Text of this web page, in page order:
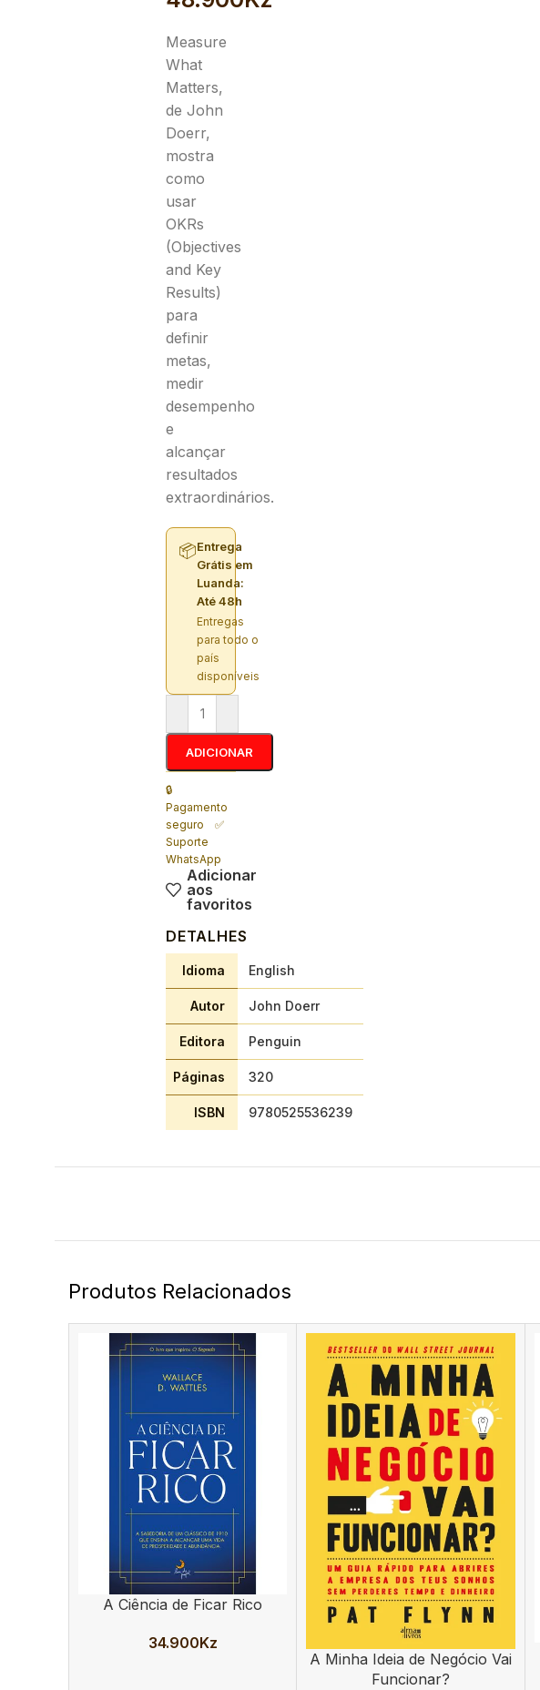
Measure
What
Matters,
de John
Doerr,
mostra
como
usar
OKRs
(Objectives
and Key
Results)
para
definir
metas,
medir
desempenho
e
alcançar
resultados
extraordinários.
📦Entrega
Grátis em
Luanda:
Até 48h
Entregas
para todo o
país
disponíveis
ADICIONAR
🔒
Pagamento
seguro ✅
Suporte
WhatsApp
Adicionar
aos
favoritos
DETALHES
Idioma English
Autor John Doerr
Editora Penguin
Páginas 320
ISBN 9780525536239
Produtos Relacionados
ADICIONAR
A Ciência de Ficar Rico
34.900Kz
ADICIONAR
A Minha Ideia de Negócio Vai
Funcionar?